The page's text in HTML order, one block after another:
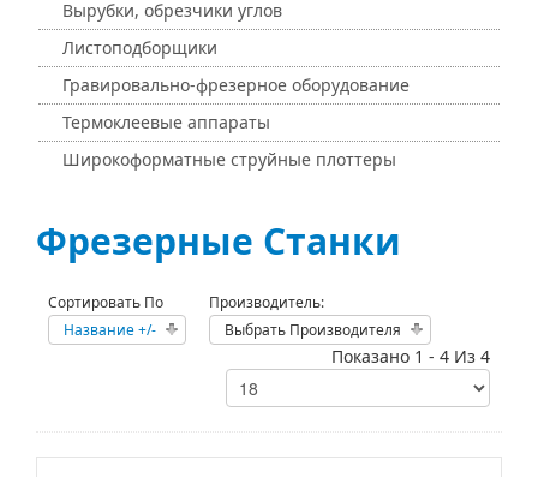
Вырубки, обрезчики углов
Листоподборщики
Гравировально-фрезерное оборудование
Термоклеевые аппараты
Широкоформатные струйные плоттеры
Фрезерные Станки
Сортировать По
Название +/-
Производитель:
Выбрать Производителя
Показано 1 - 4 Из 4